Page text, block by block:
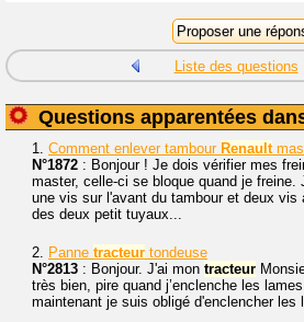
Liste des questions
Questions apparentées
1. Comment enlever tambour Renault
N°1872 : Bonjour ! Je dois vérifier mes
master, celle-ci se bloque quand je freine.
une vis sur l'avant du tambour et deux vis
des deux petit tuyaux...
2. Panne tracteur tondeuse
N°2813 : Bonjour. J'ai mon tracteur
très bien, pire quand j’enclenche les
maintenant je suis obligé d'enclencher